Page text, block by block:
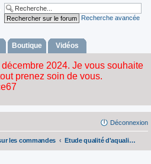
Recherche avancée
Boutique Vidéos
Déconnexion
les commandes Etude qualité d'aqualiment